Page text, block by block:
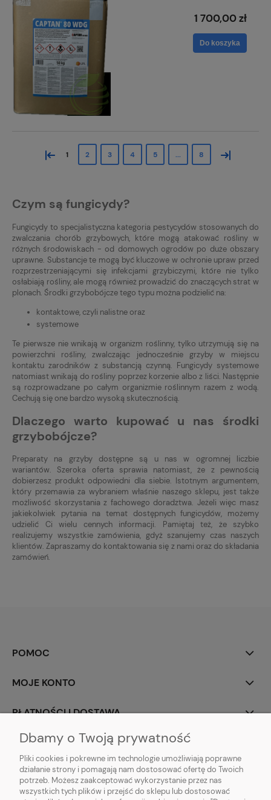
1 700,00 zł
Do koszyka
« 1 2 3 4 5 ... 8 »
Czym są fungicydy?
Fungicydy to specjalistyczna kategoria pestycydów stosowanych do
zwalczania chorób grzybowych, które mogą atakować rośliny w
różnych środowiskach - od domowych ogrodów po duże obszary
uprawne. Substancje te mogą być kluczowe w ochronie upraw przed
rozprzestrzeniającymi się infekcjami grzybiczymi, które nie tylko
osłabiają rośliny, ale mogą również prowadzić do znaczących strat w
plonach. Środki grzybobójcze tego typu można podzielić na:
kontaktowe, czyli nalistne oraz
systemowe
Te pierwsze nie wnikają w organizm roślinny, tylko utrzymują się na
powierzchni rośliny, zwalczając jednocześnie grzyby w miejscu
kontaktu zarodników z substancją czynną. Fungicydy systemowe
natomiast wnikają do rośliny poprzez korzenie albo z liści. Następnie
są rozprowadzane po całym organizmie roślinnym razem z wodą.
Cechują się one bardzo wysoką skutecznością.
Dlaczego warto kupować u nas środki
grzybobójcze?
Preparaty na grzyby dostępne są u nas w ogromnej liczbie
wariantów. Szeroka oferta sprawia natomiast, że z pewnością
dobierzesz produkt odpowiedni dla siebie. Istotnym argumentem,
który przemawia za wybraniem właśnie naszego sklepu, jest także
możliwość skorzystania z fachowego doradztwa. Jeżeli więc masz
jakiekolwiek pytania na temat dostępnych fungicydów, możemy
udzielić Ci wielu cennych informacji. Pamiętaj też, że szybko
realizujemy wszystkie zamówienia, gdyż szanujemy czas naszych
klientów. Zapraszamy do kontaktowania się z nami oraz do składania
zamówień.
POMOC
MOJE KONTO
PŁATNOŚCI I DOSTAWA
INFORMACJE
O NAS
Dbamy o Twoją prywatność
Pliki cookies i pokrewne im technologie umożliwiają poprawne
działanie strony i pomagają nam dostosować ofertę do Twoich
potrzeb. Możesz zaakceptować wykorzystanie przez nas
wszystkich tych plików i przejść do sklepu lub dostosować